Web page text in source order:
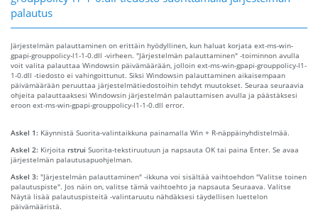
palautus
Järjestelmän palauttaminen on erittäin hyödyllinen, kun haluat korjata ext-ms-win-
gpapi-grouppolicy-l1-1-0.dll -virheen. "Järjestelmän palauttaminen" -toiminnon avulla
voit valita palauttaa Windowsin päivämäärään, jolloin ext-ms-win-gpapi-grouppolicy-l1-
1-0.dll -tiedosto ei vahingoittunut. Siksi Windowsin palauttaminen aikaisempaan
päivämäärään peruuttaa järjestelmätiedostoihin tehdyt muutokset. Seuraa seuraavia
ohjeita palauttaaksesi Windowsin järjestelmän palauttamisen avulla ja päästäksesi
eroon ext-ms-win-gpapi-grouppolicy-l1-1-0.dll error.
Askel 1: Käynnistä Suorita-valintaikkuna painamalla Win + R-näppäinyhdistelmää.
Askel 2: Kirjoita rstrui Suorita-tekstiruutuun ja napsauta OK tai paina Enter. Se avaa
järjestelmän palautusapuohjelman.
Askel 3: "Järjestelmän palauttaminen" -ikkuna voi sisältää vaihtoehdon "Valitse toinen
palautuspiste". Jos näin on, valitse tämä vaihtoehto ja napsauta Seuraava. Valitse
Näytä lisää palautuspisteitä -valintaruutu nähdäksesi täydellisen luettelon
päivämääristä.